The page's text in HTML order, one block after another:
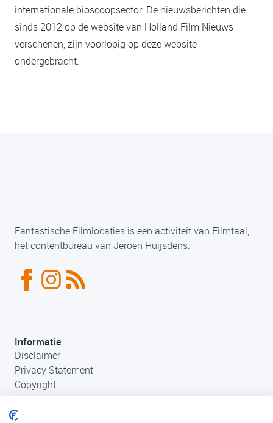
internationale bioscoopsector. De nieuwsberichten die
sinds 2012 op de website van Holland Film Nieuws
verschenen, zijn voorlopig op deze website
ondergebracht.
Fantastische Filmlocaties is een activiteit van Filmtaal,
het contentbureau van Jeroen Huijsdens.
Informatie
Disclaimer
Privacy Statement
Copyright